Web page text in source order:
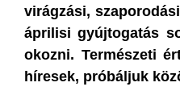
virágzási,
áprilisi gyújtogatás
okozni. Természeti
híresek, próbáljuk